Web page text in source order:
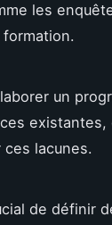
les
un
lacunes.
de définir